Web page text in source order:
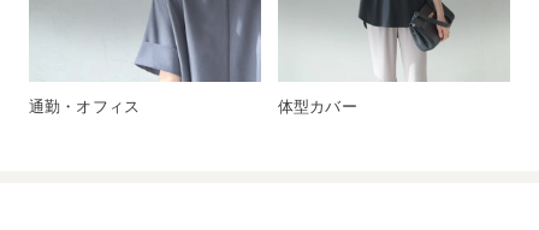
通勤・オフィス 体型カバー